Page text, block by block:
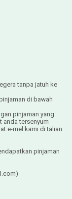
tanpa jatuh ke
di bawah
pinjaman yang
anda tersenyum
e-mel kami di talian
pinjaman